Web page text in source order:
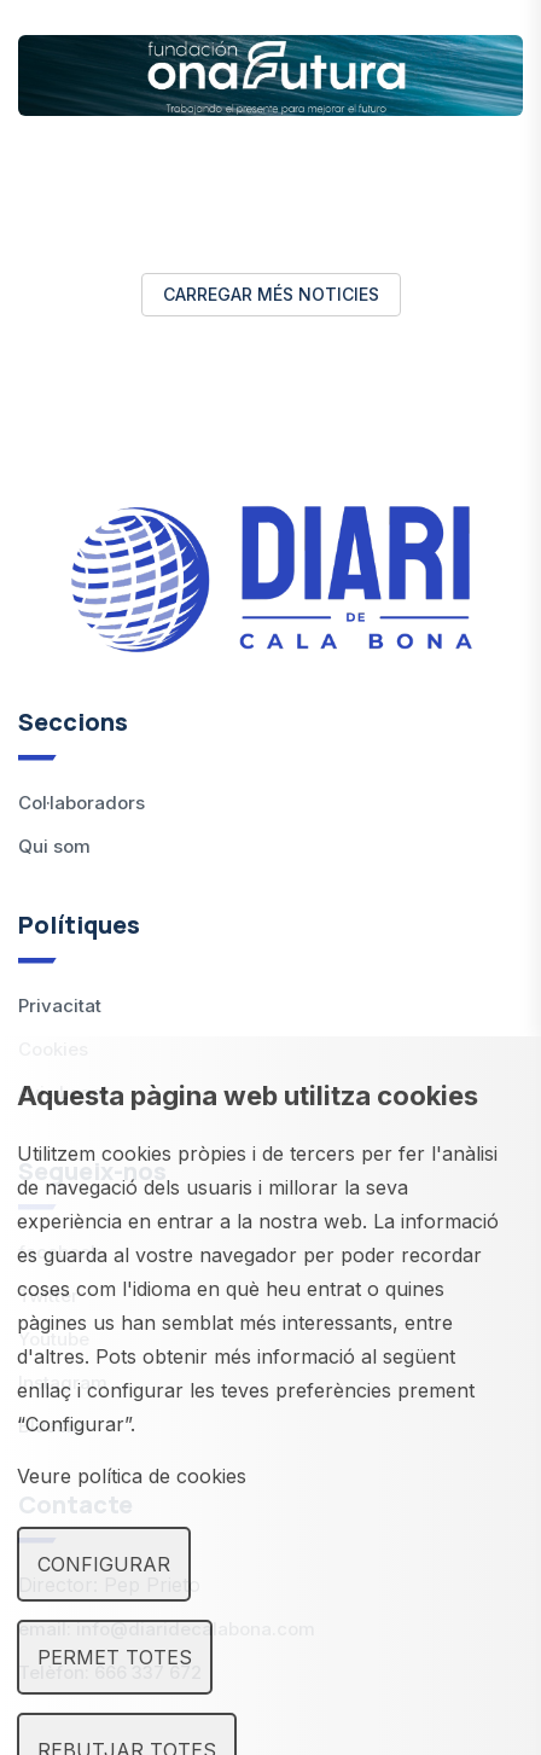
CARREGAR MÉS NOTICIES
Seccions
Col·laboradors
Qui som
Polítiques
Privacitat
Avis Legal
Segueix-nos
facebook
Twitter
Youtube
Instagram
Bluesky
Contacte
email: info@diaridecalabona.com
Telèfon: 666 337 672
Aquesta pàgina web utilitza cookies
Utilitzem cookies pròpies i de tercers per fer l'anàlisi
de navegació dels usuaris i millorar la seva
experiència en entrar a la nostra web. La informació
es guarda al vostre navegador per poder recordar
coses com l'idioma en què heu entrat o quines
pàgines us han semblat més interessants, entre
d'altres. Pots obtenir més informació al següent
enllaç i configurar les teves preferències prement
“Configurar”.
Veure política de cookies
CONFIGURAR
PERMET TOTES
REBUTJAR TOTES